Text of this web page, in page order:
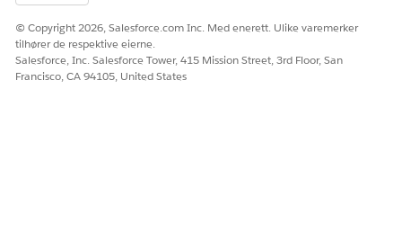
© Copyright 2026, Salesforce.com Inc. Med enerett. Ulike varemerker
tilhører de respektive eierne.
Salesforce, Inc. Salesforce Tower, 415 Mission Street, 3rd Floor, San
Francisco, CA 94105, United States